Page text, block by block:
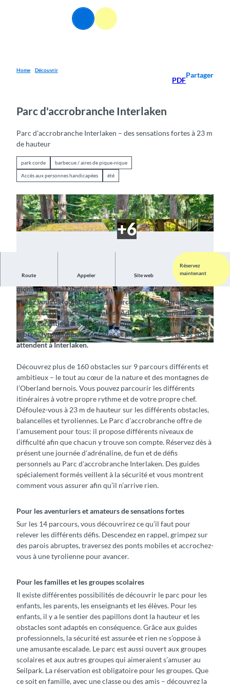
Recherche
Menu
Home Découvrir
PDF
Partager
Parc d'accrobranche Interlaken
Parc d'accrobranche Interlaken – des sensations fortes à 23 m
de hauteur
park corde barbecue / aires de pique-nique
Accès aux personnes handicapées été
© Interlaken Tourismus, Outdoor Interlaken AG |
© Interlaken Tourismus, Outdoor Interlaken AG
|CC-BY-SA
© Interlaken Tourismus, Outdoor Interlaken AG
|CC-BY-SA
Route Appeler Site web
Réservez
maintenant
Vivrez des sensations fortes au cœur de la nature et des
montagnes de l’Oberland bernois
Venez vous défouler sur les 14 parcours d’accrobranche du
Parc d'accrobranche Interlaken. Adrénaline et sensations
fortes garanties lors de cette aventure dans les cimes des
arbres. Tyroliennes, balancelles et plus de 160 obstacles vous
attendent à Interlaken.
Découvrez plus de 160 obstacles sur 9 parcours différents et
ambitieux – le tout au cœur de la nature et des montagnes de
l’Oberland bernois. Vous pouvez parcourir les différents
itinéraires à votre propre rythme et de votre propre chef.
Défoulez-vous à 23 m de hauteur sur les différents obstacles,
balancelles et tyroliennes. Le Parc d'accrobranche offre de
l’amusement pour tous: il propose différents niveaux de
difficulté afin que chacun y trouve son compte. Réservez dès à
présent une journée d’adrénaline, de fun et de défis
personnels au Parc d'accrobranche Interlaken. Des guides
spécialement formés veillent à la sécurité et vous montrent
comment vous assurer afin qu’il n’arrive rien.
Pour les aventuriers et amateurs de sensations fortes
Sur les 14 parcours, vous découvrirez ce qu’il faut pour
relever les différents défis. Descendez en rappel, grimpez sur
des parois abruptes, traversez des ponts mobiles et accrochez-
vous à une tyrolienne pour avancer.
Pour les familles et les groupes scolaires
Il existe différentes possibilités de découvrir le parc pour les
enfants, les parents, les enseignants et les élèves. Pour les
enfants, il y a le sentier des papillons dont la hauteur et les
obstacles sont adaptés en conséquence. Grâce aux guides
professionnels, la sécurité est assurée et rien ne s’oppose à
une amusante escalade. Le parc est aussi ouvert aux groupes
scolaires et aux autres groupes qui aimeraient s’amuser au
Seilpark. La réservation est obligatoire pour les groupes. Que
ce soit en famille, avec une classe ou des amis – découvrez la